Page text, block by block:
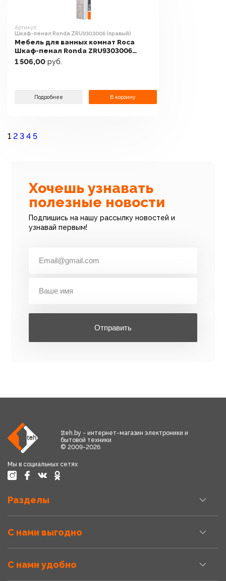
Артикул:
Шкаф-пенал Ronda ZRU9303006 (правый)
Мебель для ванных комнат Roca
Шкаф-пенал Ronda ZRU9303006
(правый)
1 506,00 руб.
Подробнее В корзину
1 2 3 4 5
Хочешь узнавать
полезные новости
Подпишись на нашу рассылку новостей и
узнавай первым!
Отправить
1teh.by - интернет-магазин электроники и
бытовой техники
© 2009-2026
Мы в социальных сетях
Разделы
С нами выгодно
С нами удобно